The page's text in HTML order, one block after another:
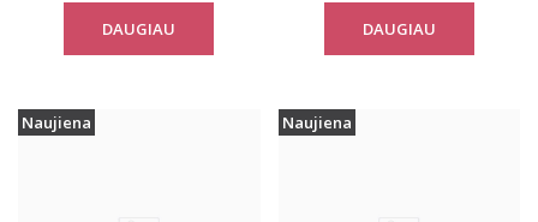
DAUGIAU DAUGIAU
Naujiena Naujiena